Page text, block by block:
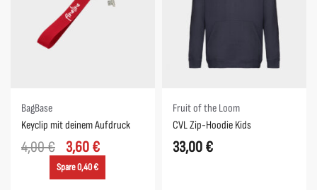
BagBase
Keyclip mit deinem Aufdruck
4,00€ 3,60€
Spare 0,40 €
Fruit of the Loom
CVL Zip-Hoodie Kids
33,00€